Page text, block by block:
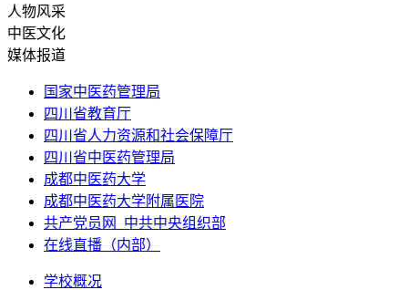
人物风采
中医文化
媒体报道
国家中医药管理局
四川省教育厅
四川省人力资源和社会保障厅
四川省中医药管理局
成都中医药大学
成都中医药大学附属医院
共产党员网_中共中央组织部
在线直播（内部）
学校概况